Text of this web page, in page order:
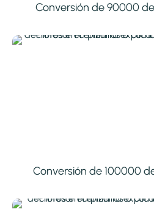
Conversión de 90000
Conversión de 100000